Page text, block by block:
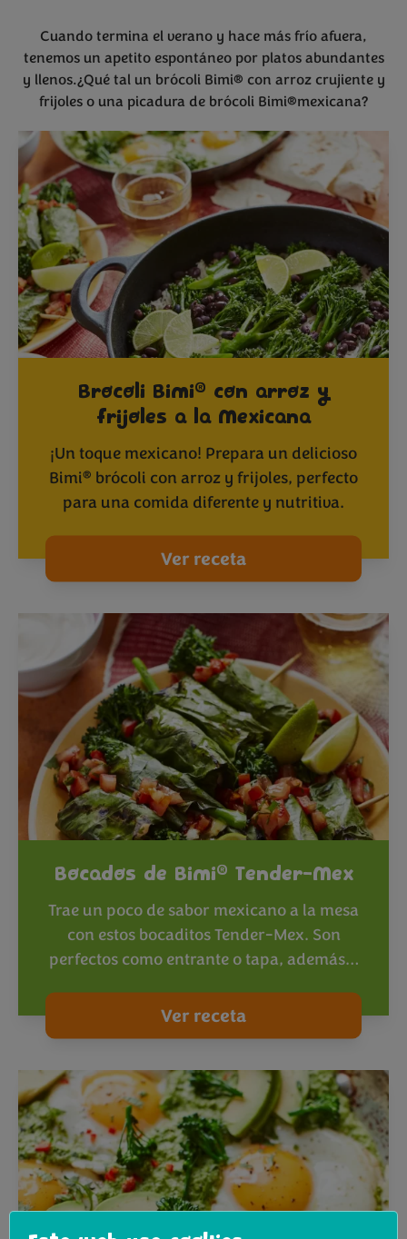
Cuando termina el verano y hace más frío afuera,
tenemos un apetito espontáneo por platos abundantes
y llenos.¿Qué tal un brócoli Bimi® con arroz crujiente y
frijoles o una picadura de brócoli Bimi®mexicana?
Brocoli Bimi® con arroz y
frijoles a la Mexicana
¡Un toque mexicano! Prepara un delicioso
Bimi® brócoli con arroz y frijoles, perfecto
para una comida diferente y nutritiva.
Ver receta
Bocados de Bimi® Tender-Mex
Trae un poco de sabor mexicano a la mesa
con estos bocaditos Tender-Mex. Son
perfectos como entrante o tapa, además…
Ver receta